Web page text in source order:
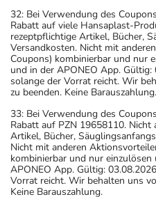
32: Bei Verwendung des
Rabatt auf viele Hansaplast-
rezeptpflichtige Artikel, Bücher,
Versandkosten. Nicht mit
Coupons) kombinierbar und nur
und in der APONEO App.
solange der Vorrat reicht. Wir
zu beenden. Keine Barauszahlung.
33: Bei Verwendung des
Rabatt auf PZN 19658110.
Artikel, Bücher,
Nicht mit anderen
kombinierbar und nur
APONEO App. Gültig:
Vorrat reicht. Wir behalten uns
Keine Barauszahlung.